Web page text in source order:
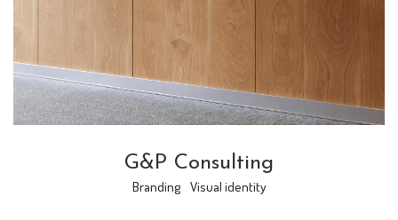
G&P Consulting
Branding Visual identity